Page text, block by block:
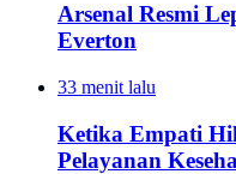
Arsenal Resmi
Everton
33 menit lalu
Ketika Empati
Pelayanan